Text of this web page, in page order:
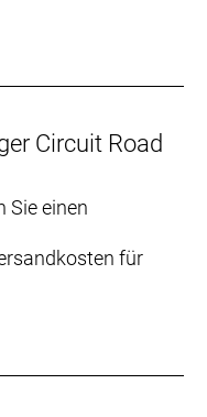
6 / 20 % Glasfaser
/ 6 % Mesh / 2 %
Circuit Road
Sie einen
für